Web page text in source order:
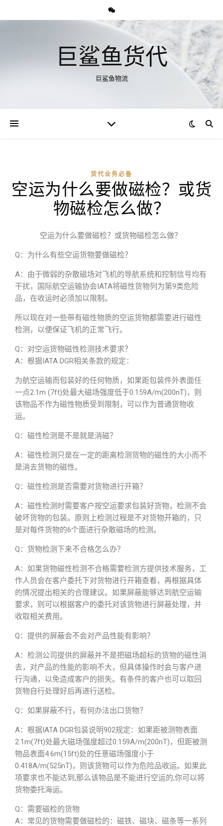
巨鲨鱼货代
巨鲨鱼物流
货代业务必备
空运为什么要做磁检？或货
物磁检怎么做？
空运为什么要做磁检？或货物磁检怎么做？
Q：为什么有些空运货物要做磁检？
A：由于微弱的杂散磁场对飞机的导航系统和控制信号均有
干扰，国际航空运输协会IATA将磁性货物列为第9类危险
品，在收运时必须加以限制。
所以现在对一些带有磁性物质的空运货物都需要进行磁性
检测，以便保证飞机的正常飞行。
Q：对空运货物磁性检测技术要求？
A：根据IATA DGR相关条款的规定：
为航空运输而包装好的任何物质，如果距包装件外表面任
一点2.1m (7ft)处最大磁场强度低于0.159A/m(200nT)，则
该物品不作为磁性物质受到限制，可以作为普通货物收
运。
Q：磁性检测是不是就是消磁？
A：磁性检测只是在一定的距离检测货物的磁性的大小而不
是消去货物的磁性。
Q：磁性检测是否需要对货物进行开箱？
A：磁性检测时需要客户按空运要求包装好货物，检测不会
破坏货物的包装。原则上检测过程是不对货物开箱的，只
是对每件货物的6个面进行杂散磁场的检测。
Q：货物检测下来不合格怎么办？
A：如果货物磁性检测不合格需要检测方提供技术服务，工
作人员会在客户委托下对货物进行开箱查看，再根据具体
的情况提出相关的合理建议。如果屏蔽能够达到航空运输
要求，则可以根据客户的委托对该货物进行屏蔽处理，并
收取相关费用。
Q：提供的屏蔽会不会对产品性能有影响？
A：检测公司提供的屏蔽并不是把磁场超标的货物的磁性消
去，对产品的性能的影响不大，但具体操作时会与客户进
行沟通，以免造成客户的损失。有条件的客户也可以取回
货物自行处理好后再进行送检。
Q：如果屏蔽不行，有何办法出口货物？
A：根据IATA DGR包装说明902规定：如果距被测物表面
2.1m(7ft)处最大磁场强度超过0.159A/m(200nT)，但距被测
物品表面4.6m(15ft)处的任意磁场强度小于
0.418A/m(525nT)，则该货物可以作为危险品收运。如果此
项要求也不能达到,那么该物品是不能进行空运的,你可以将
货物委托海运。
Q：需要磁检的货物
A：常见的货物需要做磁检的：磁铁、磁块、磁条等一系列